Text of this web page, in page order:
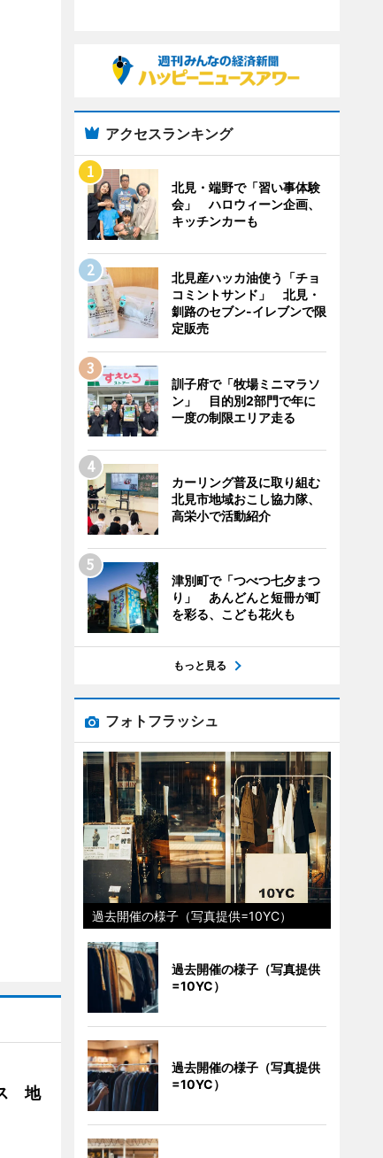
地
アクセスランキング
北見・端野で「習い事体験
会」 ハロウィーン企画、
キッチンカーも
北見産ハッカ油使う「チョ
コミントサンド」 北見・
釧路のセブン-イレブンで限
定販売
訓子府で「牧場ミニマラソ
ン」 目的別2部門で年に
一度の制限エリア走る
カーリング普及に取り組む
北見市地域おこし協力隊、
高栄小で活動紹介
津別町で「つべつ七夕まつ
り」 あんどんと短冊が町
を彩る、こども花火も
もっと見る
フォトフラッシュ
過去開催の様子（写真提供=10YC）
過去開催の様子（写真提供
=10YC）
過去開催の様子（写真提供
=10YC）